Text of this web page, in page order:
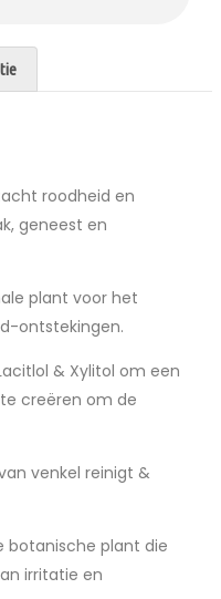
roodheid en
geneest en
plant voor het
ontstekingen.
& Xylitol om een
creëren om de
venkel reinigt &
botanische plant die
irritatie en